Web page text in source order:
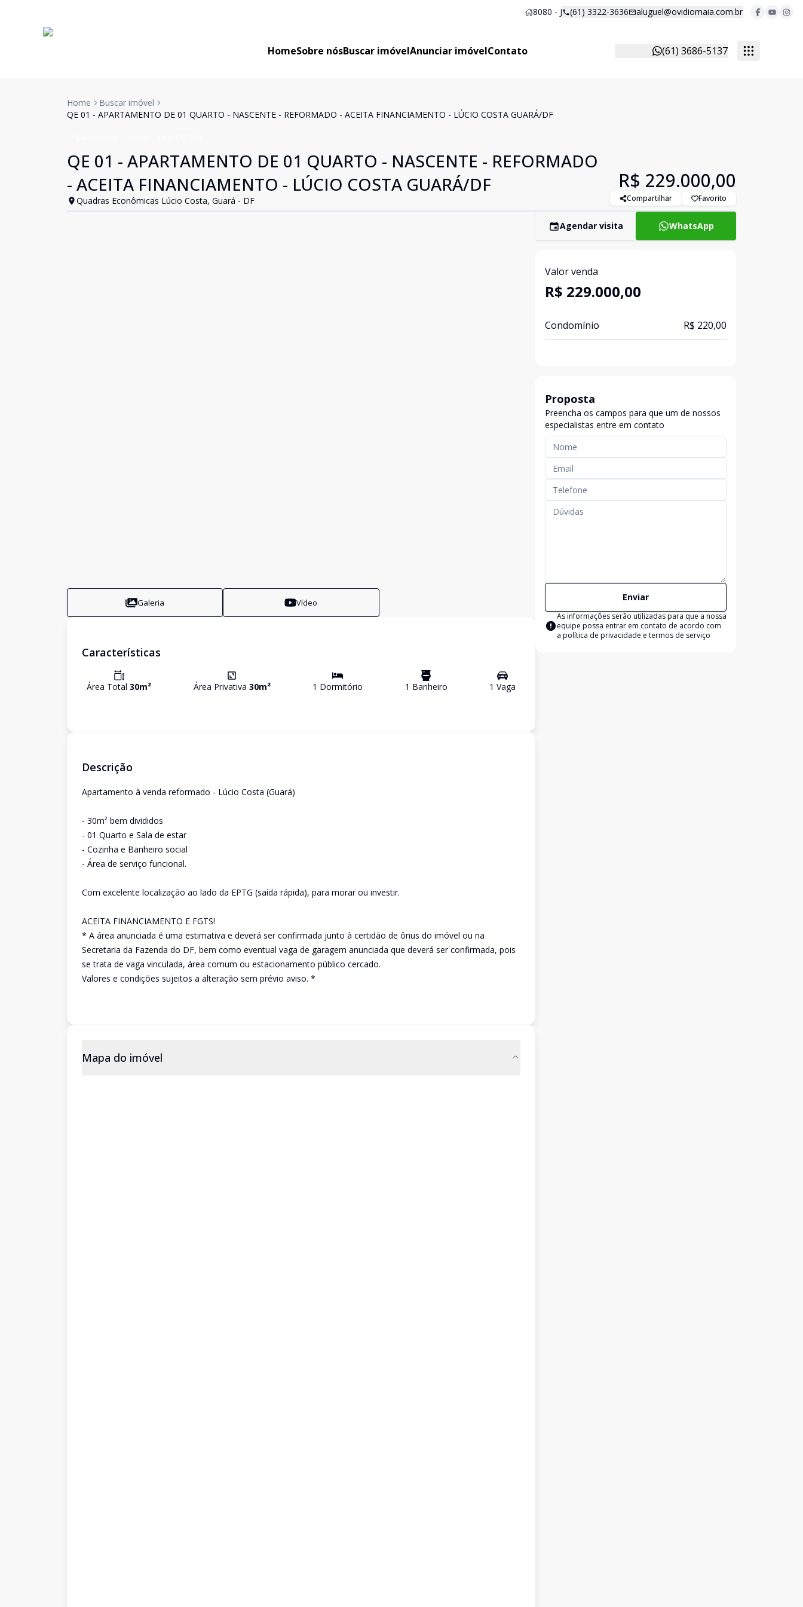
8080 - J (61) 3322-3636 aluguel@ovidiomaia.com.br
HomeSobre nósBuscar imóvelAnunciar imóvelContato (61) 3686-5137
Home
Buscar imóvel
QE 01 - APARTAMENTO DE 01 QUARTO - NASCENTE - REFORMADO - ACEITA FINANCIAMENTO - LÚCIO COSTA GUARÁ/DF
QE 01 - APARTAMENTO DE 01 QUARTO - NASCENTE - REFORMADO
- ACEITA FINANCIAMENTO - LÚCIO COSTA GUARÁ/DF
Quadras Econômicas Lúcio Costa, Guará - DF
R$ 229.000,00
Compartilhar Favorito
Galeria Vídeo
Características
Área Total 30m² Área Privativa 30m² 1 Dormitório 1 Banheiro 1 Vaga
Descrição
Apartamento à venda reformado - Lúcio Costa (Guará)
- 30m² bem divididos
- 01 Quarto e Sala de estar
- Cozinha e Banheiro social
- Área de serviço funcional.
Com excelente localização ao lado da EPTG (saída rápida), para morar ou investir.
ACEITA FINANCIAMENTO E FGTS!
* A área anunciada é uma estimativa e deverá ser confirmada junto à certidão de ônus do imóvel ou na
Secretaria da Fazenda do DF, bem como eventual vaga de garagem anunciada que deverá ser confirmada, pois
se trata de vaga vinculada, área comum ou estacionamento público cercado.
Valores e condições sujeitos a alteração sem prévio aviso. *
Mapa do imóvel
Agendar visita WhatsApp
Valor venda
R$ 229.000,00
Condomínio R$ 220,00
Proposta
Preencha os campos para que um de nossos
especialistas entre em contato
Enviar
As informações serão utilizadas para que a nossa
equipe possa entrar em contato de acordo com
a política de privacidade e termos de serviço